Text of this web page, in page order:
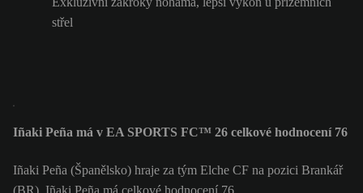
střel
Iñaki Peña má v EA SPORTS FC™ 26 celkové hodnocení 76
Iñaki Peña (Španělsko) hraje za tým Elche CF na pozici Brankář
(BR). Iñaki Peña má celkové hodnocení 76.